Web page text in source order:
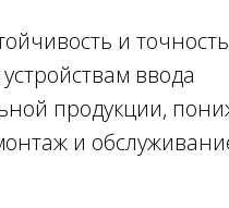
и
ввода
продукции,
и